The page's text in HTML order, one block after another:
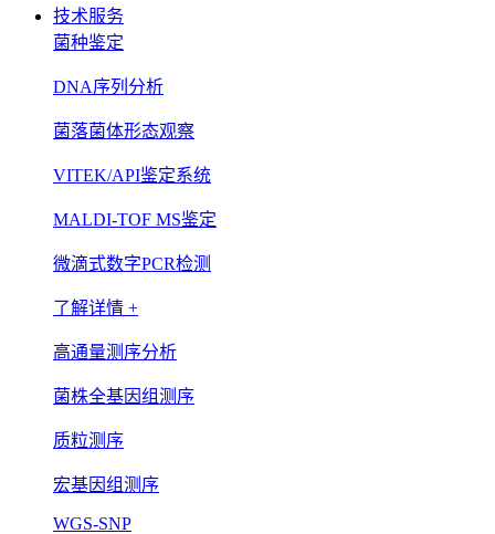
技术服务
菌种鉴定
DNA序列分析
菌落菌体形态观察
VITEK/API鉴定系统
MALDI-TOF MS鉴定
微滴式数字PCR检测
了解详情 +
高通量测序分析
菌株全基因组测序
质粒测序
宏基因组测序
WGS-SNP